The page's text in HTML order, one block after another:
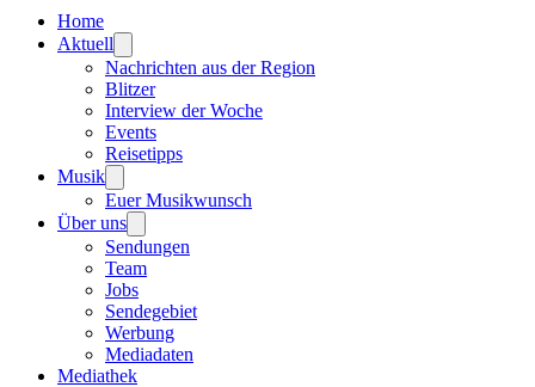
Home
Aktuell
Nachrichten aus der Region
Blitzer
Interview der Woche
Events
Reisetipps
Musik
Euer Musikwunsch
Über uns
Sendungen
Team
Jobs
Sendegebiet
Werbung
Mediadaten
Mediathek